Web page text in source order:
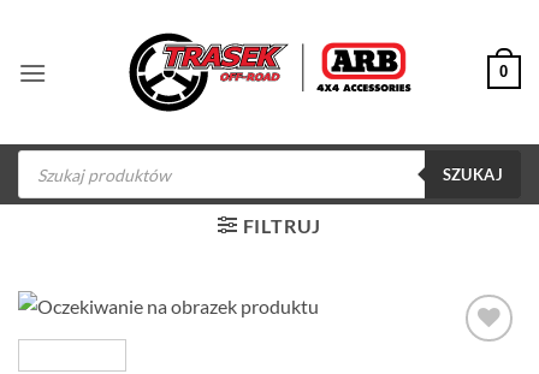
zawartości
0
Wyszukiwarka
produktów
SZUKAJ
FILTRUJ